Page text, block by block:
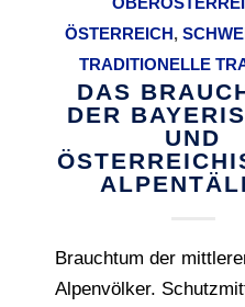
ÖSTERREICH,
TRADITIONELLE
DAS
DER
UND
Brauchtum der
Alpenvölker.